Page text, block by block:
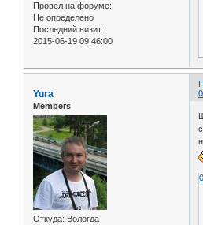
Провел на форуме:
Не определено
Последний визит:
2015-06-19 09:46:00
Yura
Members
Откуда: Вологда
0